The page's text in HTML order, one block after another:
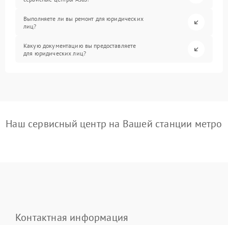
Выполняете ли вы ремонт для юридических
лиц?
Какую документацию вы предоставляете
для юридических лиц?
Наш сервисный центр на Вашей станции метро
Контактная информация